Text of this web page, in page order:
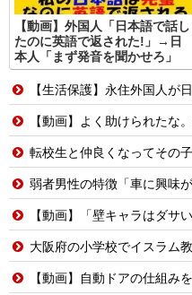
【動画】外国人「日本語で話し
たのに英語で返された!」→日
本人「まず発音を聞かせろ」
【生活保護】永住外国人が
【動画】よく助けられたな。岐
転校生と仲良くなってその子の家に遊び
弱者男性の特徴「車に興味が
【動画】「壁キャラはダサい」
大阪府の小学校でイスラム教の指導者が授
【動画】自動ドアの仕組み